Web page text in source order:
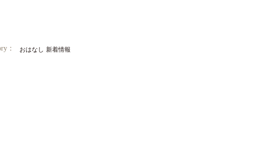
おはなし 新着情報
：